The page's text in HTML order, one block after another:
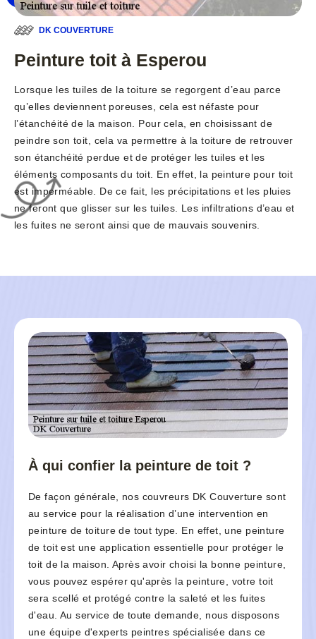
DK COUVERTURE
Peinture toit à Esperou
Lorsque les tuiles de la toiture se regorgent d’eau parce
qu’elles deviennent poreuses, cela est néfaste pour
l’étanchéité de la maison. Pour cela, en choisissant de
peindre son toit, cela va permettre à la toiture de retrouver
son étanchéité perdue et de protéger les tuiles et les
éléments composants du toit. En effet, la peinture pour toit
est imperméable. De ce fait, les précipitations et les pluies
ne feront que glisser sur les tuiles. Les infiltrations d’eau et
les fuites ne seront ainsi que de mauvais souvenirs.
À qui confier la peinture de toit ?
De façon générale, nos couvreurs DK Couverture sont
au service pour la réalisation d’une intervention en
peinture de toiture de tout type. En effet, une peinture
de toit est une application essentielle pour protéger le
toit de la maison. Après avoir choisi la bonne peinture,
vous pouvez espérer qu'après la peinture, votre toit
sera scellé et protégé contre la saleté et les fuites
d'eau. Au service de toute demande, nous disposons
une équipe d'experts peintres spécialisée dans ce